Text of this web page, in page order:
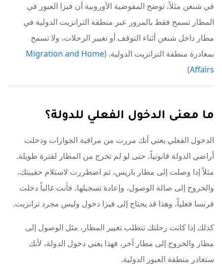
في شنغن مثلاً، توضح المفوضية الأوروبية أن فيزا العبور في
المطار تسمح فقط بالمرور عبر منطقة الترانزيت الدولية في
مطار داخل شنغن أثناء التوقف أو تغيير الرحلات، ولا تسمح
بمغادرة منطقة الترانزيت الدولية. (Migration and Home
Affairs
)
ما معنى الدخول الفعلي للدولة؟
الدخول الفعلي يعني أنك مررت من مراقبة الجوازات ودخلت
أراضي الدولة قانونياً، حتى لو لم تخرج من المطار لفترة طويلة.
مثلاً إذا وصلت إلى مطار باريس، ثم اضطررت لاستلام حقيبتك،
والخروج إلى صالة الوصول، وإعادة تسجيلها، فأنت غالباً دخلت
فرنسا فعلياً، وهذا قد يحتاج إلى فيزا دخول وليس مجرد ترانزيت.
كذلك إذا كانت رحلتك تتطلب تغيير المطار، مثل الوصول إلى
مطار والخروج إلى مطار آخر، فهذا يعني دخول الدولة، لأنك
ستغادر منطقة العبور الدولية.